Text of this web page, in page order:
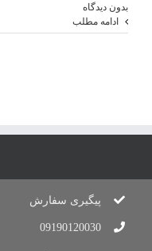
بدون دیدگاه
ادامه مطلب
پیگیری سفارش
09190120030